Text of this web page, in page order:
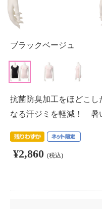
ブラックベージュ
抗菌防臭加工をほどこし
なる汗ジミを軽減！ 暑
¥2,860 (税込)